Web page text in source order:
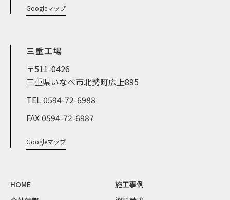
Googleマップ
三重工場
〒511-0426
三重県いなべ市北勢町広上895
TEL 0594-72-6988
FAX 0594-72-6987
Googleマップ
HOME
施工事例